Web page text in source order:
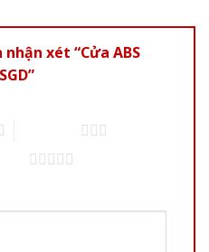
xét “Cửa ABS